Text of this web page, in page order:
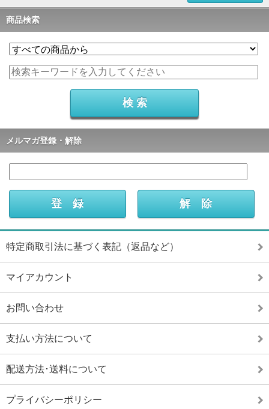
商品検索
メルマガ登録・解除
特定商取引法に基づく表記（返品など）
マイアカウント
お問い合わせ
支払い方法について
配送方法･送料について
プライバシーポリシー